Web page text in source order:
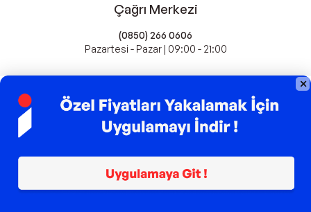
Popüler Markalar
Farmasi
Xiaomi
Lavazza
Fashcolle
Pro Plan
Çağrı Merkezi
(0850) 266 0606
Pazartesi - Pazar | 09:00 - 21:00